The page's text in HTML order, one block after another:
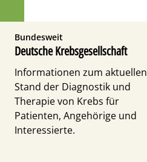
Bundesweit
Deutsche Krebsgesellschaft
Informationen zum aktuellen
Stand der Diagnostik und
Therapie von Krebs für
Patienten, Angehörige und
Interessierte.